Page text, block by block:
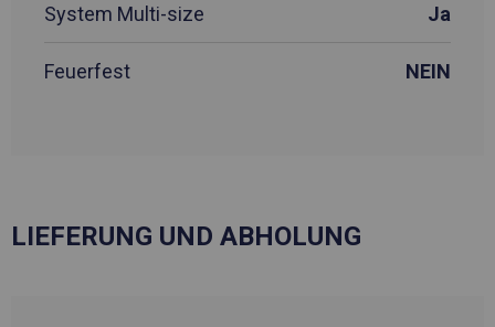
System Multi-size Ja
Feuerfest NEIN
LIEFERUNG UND ABHOLUNG